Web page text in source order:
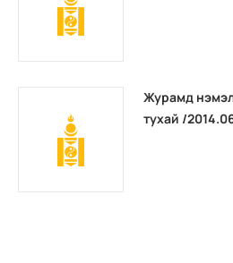
Журамд
тухай /